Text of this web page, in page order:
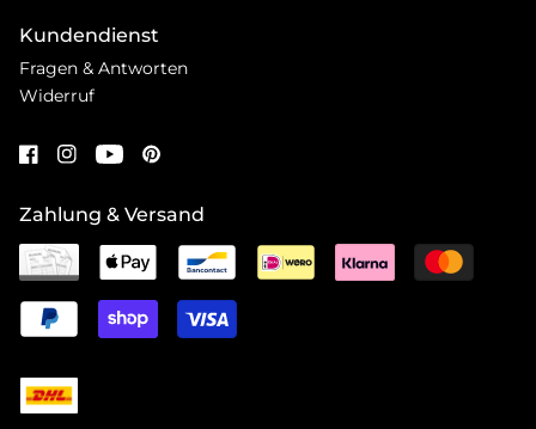
Kundendienst
Fragen & Antworten
Widerruf
Zahlung & Versand